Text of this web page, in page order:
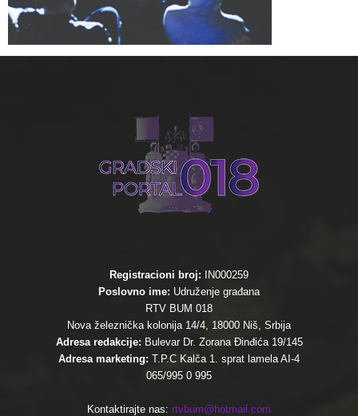
Registracioni broj:
IN000259
Poslovno ime: Udruženje građana
RTV BUM 018
Nova železnička kolonija 14/4, 18000 Niš, Srbija
Adresa redakcije: Bulevar Dr. Zorana Đinđića 19/145
Adresa marketing: T.P.C Kalča 1. sprat lamela AI-4
065/995 0 995
Kontaktirajte nas: rtvbum@hotmail.com